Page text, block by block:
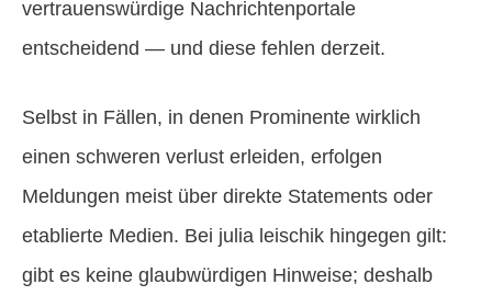
vertrauenswürdige Nachrichtenportale
entscheidend — und diese fehlen derzeit.
Selbst in Fällen, in denen Prominente wirklich
einen schweren verlust erleiden, erfolgen
Meldungen meist über direkte Statements oder
etablierte Medien. Bei julia leischik hingegen gilt:
gibt es keine glaubwürdigen Hinweise; deshalb